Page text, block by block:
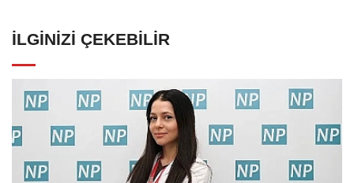
İLGINIZI ÇEKEBILIR